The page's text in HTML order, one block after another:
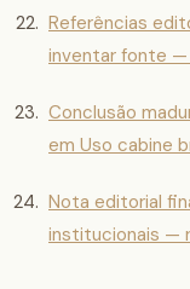
Referências
inventar fonte
Conclusão
em Uso cabine
Nota editorial
institucionais —